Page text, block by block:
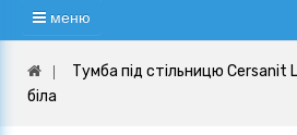
меню
Тумба під стільницю
біла